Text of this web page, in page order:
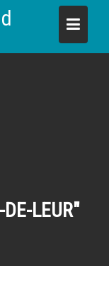
LEUR"